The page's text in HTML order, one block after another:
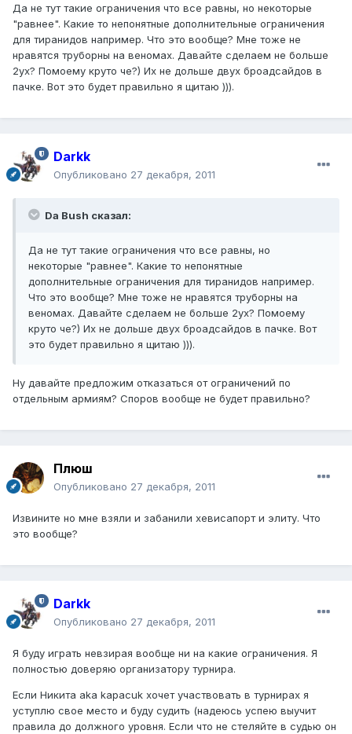
Да не тут такие ограничения что все равны, но некоторые
"равнее". Какие то непонятные дополнительные ограничения
для тиранидов например. Что это вообще? Мне тоже не
нравятся труборны на веномах. Давайте сделаем не больше
2ух? Помоему круто че?) Их не дольше двух броадсайдов в
пачке. Вот это будет правильно я щитаю ))).
Darkk
Опубликовано 27 декабря, 2011
Da Bush сказал:
Да не тут такие ограничения что все равны, но
некоторые "равнее". Какие то непонятные
дополнительные ограничения для тиранидов например.
Что это вообще? Мне тоже не нравятся труборны на
веномах. Давайте сделаем не больше 2ух? Помоему
круто че?) Их не дольше двух броадсайдов в пачке. Вот
это будет правильно я щитаю ))).
Ну давайте предложим отказаться от ограничений по
отдельным армиям? Споров вообще не будет правильно?
Плюш
Опубликовано 27 декабря, 2011
Извините но мне взяли и забанили хевисапорт и элиту. Что
это вообще?
Darkk
Опубликовано 27 декабря, 2011
Я буду играть невзирая вообще ни на какие ограничения. Я
полностью доверяю организатору турнира.
Если Никита aka kapacuk хочет участвовать в турнирах я
уступлю свое место и буду судить (надеюсь успею выучит
правила до должного уровня. Если что не стеляйте в судью он